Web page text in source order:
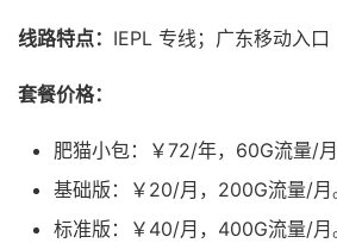
线路特点： IEPL 专线；广东移动入口
套餐价格：
肥猫小包：￥72/年，60G流量/月
基础版：￥20/月，200G流量/月
标准版：￥40/月，400G流量/月